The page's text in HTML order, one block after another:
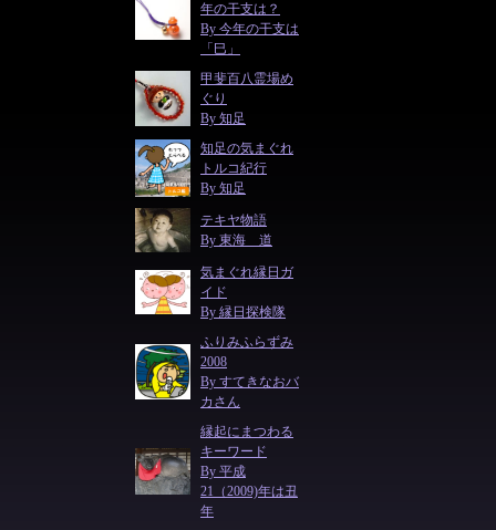
年の干支は？
By 今年の干支は
「巳」
甲斐百八霊場め
ぐり
By 知足
知足の気まぐれ
トルコ紀行
By 知足
テキヤ物語
By 東海 道
気まぐれ縁日ガ
イド
By 縁日探検隊
ふりみふらずみ
2008
By すてきなおバ
カさん
縁起にまつわる
キーワード
By 平成
21（2009)年は丑
年